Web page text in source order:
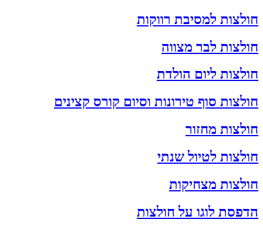
חולצות למסיבת רווקות
חולצות לבר מצווה
חולצות ליום הולדת
חולצות סוף טירונות וסיום קורס קצינים
חולצות מחזור
חולצות לטיול שנתי
חולצות מצחיקות
הדפסת לוגו על חולצות